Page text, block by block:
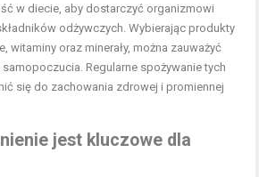
w diecie, aby dostarczyć organizmowi
odżywczych. Wybierając produkty
witaminy oraz minerały, można zauważyć
Regularne spożywanie tych
się do zachowania zdrowej i promiennej
jest kluczowe dla